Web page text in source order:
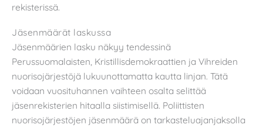
rekisterissä.
Jäsenmäärät laskussa
Jäsenmäärien lasku näkyy tendessinä
Perussuomalaisten, Kristillisdemokraattien ja Vihreiden
nuorisojärjestöjä lukuunottamatta kautta linjan. Tätä
voidaan vuosituhannen vaihteen osalta selittää
jäsenrekisterien hitaalla siistimisellä. Poliittisten
nuorisojärjestöjen jäsenmäärä on tarkasteluajanjaksolla